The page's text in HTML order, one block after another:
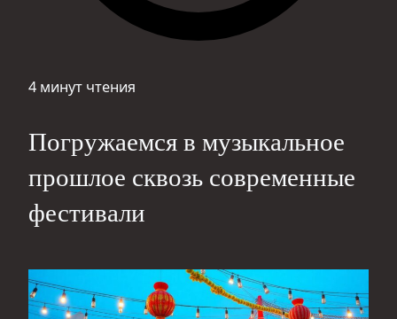
4 минут чтения
Погружаемся в музыкальное
прошлое сквозь современные
фестивали